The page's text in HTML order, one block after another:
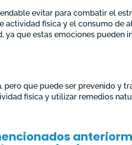
evitar para combatir el
actividad física y el consumo de
ya que estas emociones pueden
que puede ser prevenido y
física y utilizar remedios